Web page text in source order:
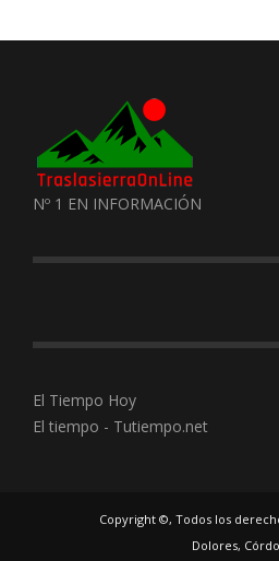
Nº 1 EN INFORMACIÓN
El Tiempo Hoy
El tiempo - Tutiempo.net
Copyright ©, Todos los
Dolores,